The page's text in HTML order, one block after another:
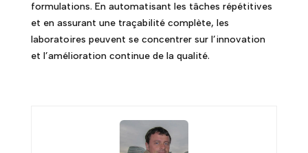
formulations. En automatisant les tâches répétitives
et en assurant une traçabilité complète, les
laboratoires peuvent se concentrer sur l’innovation
et l’amélioration continue de la qualité.